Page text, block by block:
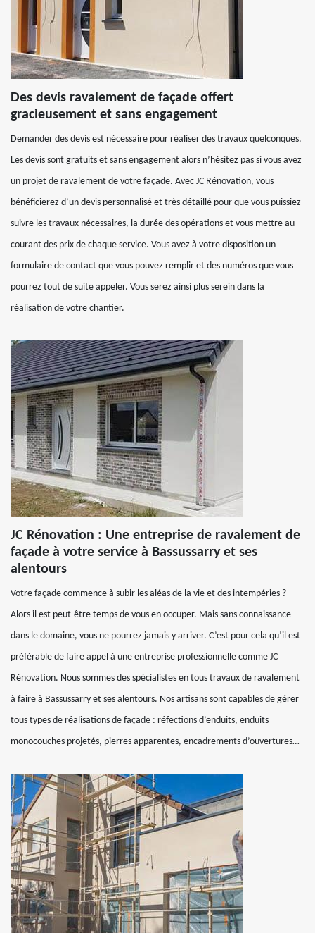
Des devis ravalement de façade offert
gracieusement et sans engagement
Demander des devis est nécessaire pour réaliser des travaux quelconques.
Les devis sont gratuits et sans engagement alors n’hésitez pas si vous avez
un projet de ravalement de votre façade. Avec JC Rénovation, vous
bénéficierez d’un devis personnalisé et très détaillé pour que vous puissiez
suivre les travaux nécessaires, la durée des opérations et vous mettre au
courant des prix de chaque service. Vous avez à votre disposition un
formulaire de contact que vous pouvez remplir et des numéros que vous
pourrez tout de suite appeler. Vous serez ainsi plus serein dans la
réalisation de votre chantier.
JC Rénovation : Une entreprise de ravalement de
façade à votre service à Bassussarry et ses
alentours
Votre façade commence à subir les aléas de la vie et des intempéries ?
Alors il est peut-être temps de vous en occuper. Mais sans connaissance
dans le domaine, vous ne pourrez jamais y arriver. C’est pour cela qu’il est
préférable de faire appel à une entreprise professionnelle comme JC
Rénovation. Nous sommes des spécialistes en tous travaux de ravalement
à faire à Bassussarry et ses alentours. Nos artisans sont capables de gérer
tous types de réalisations de façade : réfections d’enduits, enduits
monocouches projetés, pierres apparentes, encadrements d’ouvertures…